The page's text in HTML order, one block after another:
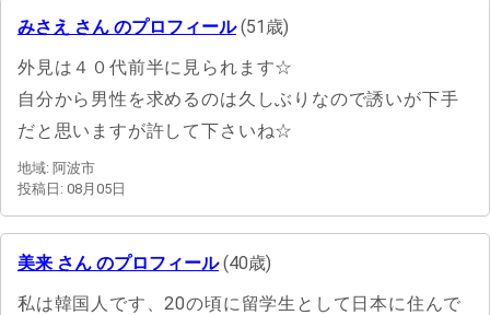
みさえ さん のプロフィール(51歳)
外見は４０代前半に見られます☆
自分から男性を求めるのは久しぶりなので誘いが下手
だと思いますが許して下さいね☆
地域: 阿波市
投稿日: 08月05日
美来 さん のプロフィール(40歳)
私は韓国人です、20の頃に留学生として日本に住んで